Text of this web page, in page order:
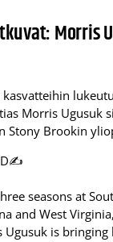
Morris
kasvatteihin
Morris Ugusuk
Stony Brookin
seasons at
and West Virginia,
Ugusuk is bringing